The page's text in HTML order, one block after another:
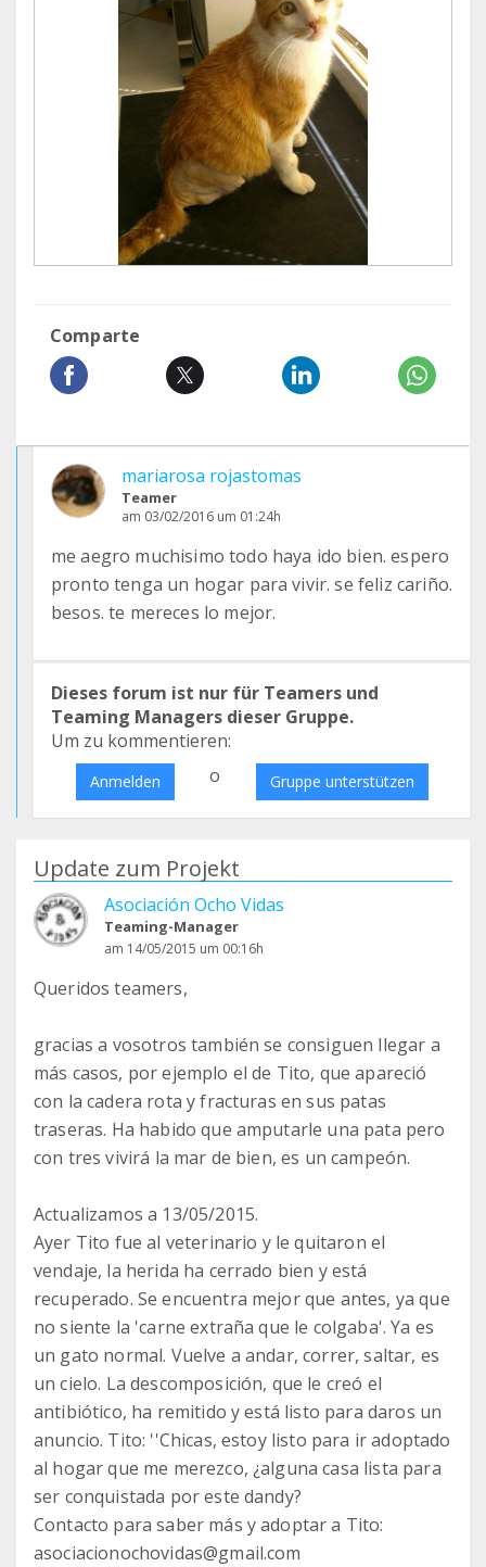
Comparte
mariarosa rojastomas
Teamer
am 03/02/2016 um 01:24h
me aegro muchisimo todo haya ido bien. espero
pronto tenga un hogar para vivir. se feliz cariño.
besos. te mereces lo mejor.
Dieses forum ist nur für Teamers und
Teaming Managers dieser Gruppe.
Um zu kommentieren:
Anmelden o Gruppe unterstützen
Update zum Projekt
Asociación Ocho Vidas
Teaming-Manager
am 14/05/2015 um 00:16h
Queridos teamers,
gracias a vosotros también se consiguen llegar a
más casos, por ejemplo el de Tito, que apareció
con la cadera rota y fracturas en sus patas
traseras. Ha habido que amputarle una pata pero
con tres vivirá la mar de bien, es un campeón.
Actualizamos a 13/05/2015.
Ayer Tito fue al veterinario y le quitaron el
vendaje, la herida ha cerrado bien y está
recuperado. Se encuentra mejor que antes, ya que
no siente la 'carne extraña que le colgaba'. Ya es
un gato normal. Vuelve a andar, correr, saltar, es
un cielo. La descomposición, que le creó el
antibiótico, ha remitido y está listo para daros un
anuncio. Tito: ''Chicas, estoy listo para ir adoptado
al hogar que me merezco, ¿alguna casa lista para
ser conquistada por este dandy?
Contacto para saber más y adoptar a Tito:
asociacionochovidas@gmail.com